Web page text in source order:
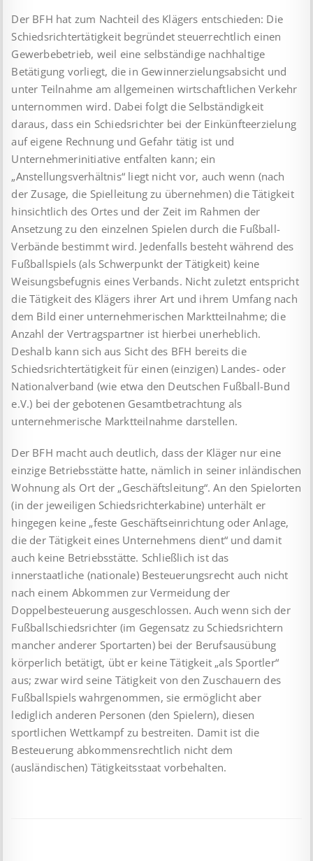
Der BFH hat zum Nachteil des Klägers entschieden: Die
Schiedsrichtertätigkeit begründet steuerrechtlich einen
Gewerbebetrieb, weil eine selbständige nachhaltige
Betätigung vorliegt, die in Gewinnerzielungsabsicht und
unter Teilnahme am allgemeinen wirtschaftlichen Verkehr
unternommen wird. Dabei folgt die Selbständigkeit
daraus, dass ein Schiedsrichter bei der Einkünfteerzielung
auf eigene Rechnung und Gefahr tätig ist und
Unternehmerinitiative entfalten kann; ein
„Anstellungsverhältnis“ liegt nicht vor, auch wenn (nach
der Zusage, die Spielleitung zu übernehmen) die Tätigkeit
hinsichtlich des Ortes und der Zeit im Rahmen der
Ansetzung zu den einzelnen Spielen durch die Fußball-
Verbände bestimmt wird. Jedenfalls besteht während des
Fußballspiels (als Schwerpunkt der Tätigkeit) keine
Weisungsbefugnis eines Verbands. Nicht zuletzt entspricht
die Tätigkeit des Klägers ihrer Art und ihrem Umfang nach
dem Bild einer unternehmerischen Marktteilnahme; die
Anzahl der Vertragspartner ist hierbei unerheblich.
Deshalb kann sich aus Sicht des BFH bereits die
Schiedsrichtertätigkeit für einen (einzigen) Landes- oder
Nationalverband (wie etwa den Deutschen Fußball-Bund
e.V.) bei der gebotenen Gesamtbetrachtung als
unternehmerische Marktteilnahme darstellen.
Der BFH macht auch deutlich, dass der Kläger nur eine
einzige Betriebsstätte hatte, nämlich in seiner inländischen
Wohnung als Ort der „Geschäftsleitung“. An den Spielorten
(in der jeweiligen Schiedsrichterkabine) unterhält er
hingegen keine „feste Geschäftseinrichtung oder Anlage,
die der Tätigkeit eines Unternehmens dient“ und damit
auch keine Betriebsstätte. Schließlich ist das
innerstaatliche (nationale) Besteuerungsrecht auch nicht
nach einem Abkommen zur Vermeidung der
Doppelbesteuerung ausgeschlossen. Auch wenn sich der
Fußballschiedsrichter (im Gegensatz zu Schiedsrichtern
mancher anderer Sportarten) bei der Berufsausübung
körperlich betätigt, übt er keine Tätigkeit „als Sportler“
aus; zwar wird seine Tätigkeit von den Zuschauern des
Fußballspiels wahrgenommen, sie ermöglicht aber
lediglich anderen Personen (den Spielern), diesen
sportlichen Wettkampf zu bestreiten. Damit ist die
Besteuerung abkommensrechtlich nicht dem
(ausländischen) Tätigkeitsstaat vorbehalten.